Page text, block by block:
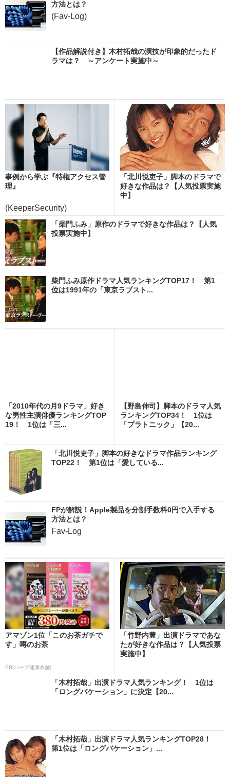
方法とは？
(Fav-Log)
【作品解説付き】木村拓哉の演技が印象的だったド
ラマは？ ～アンケート実施中～
事例から学ぶ『特権アクセス管
理』
(KeeperSecurity)
「北川悦吏子」脚本のドラマで
好きな作品は？【人気投票実施
中】
「柴門ふみ」原作のドラマで好きな作品は？【人気
投票実施中】
柴門ふみ原作ドラマ人気ランキングTOP17！ 第1
位は1991年の「東京ラブスト...
「2010年代の月9ドラマ」好き
な男性主演俳優ランキングTOP
19！ 1位は「三...
【野島伸司】脚本のドラマ人気
ランキングTOP34！ 1位は
「プラトニック」【20...
「北川悦吏子」脚本の好きなドラマ作品ランキング
TOP22！ 第1位は「愛している...
FPが解説！Apple製品を分割手数料0円で入手する
方法とは？
Fav-Log
アマゾン1位「このお茶ガチで
す」噂のお茶
PR(ハーブ健康本舗)
「竹野内豊」出演ドラマであな
たが好きな作品は？【人気投票
実施中】
「木村拓哉」出演ドラマ人気ランキング！ 1位は
「ロングバケーション」に決定【20...
「木村拓哉」出演ドラマ人気ランキングTOP28！
第1位は「ロングバケーション」...